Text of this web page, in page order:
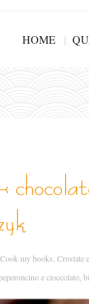
HOME
Cook my books Crostate
e cioccolato